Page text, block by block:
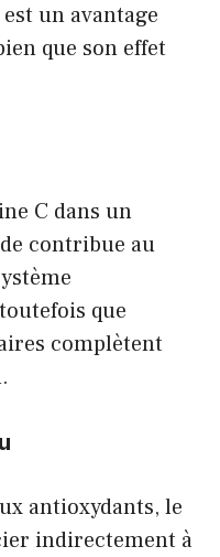
un avantage
que son effet
C dans un
contribue au
que
complètent
antioxydants, le
indirectement à